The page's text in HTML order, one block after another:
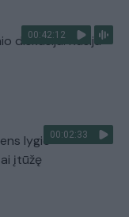
00:42:12
diskusija: Rusija
00:02:33
lygio –
įtūžę